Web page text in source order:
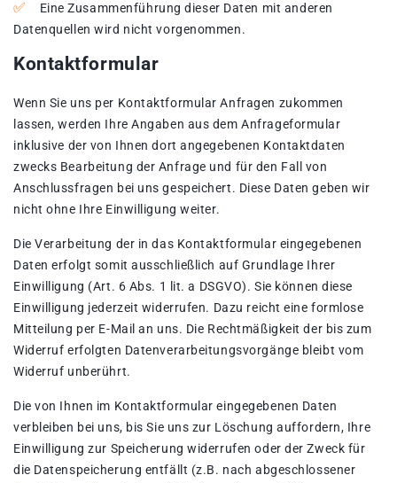
Eine Zusammenführung dieser Daten mit anderen
Datenquellen wird nicht vorgenommen.
Kontaktformular
Wenn Sie uns per Kontaktformular Anfragen zukommen
lassen, werden Ihre Angaben aus dem Anfrageformular
inklusive der von Ihnen dort angegebenen Kontaktdaten
zwecks Bearbeitung der Anfrage und für den Fall von
Anschlussfragen bei uns gespeichert. Diese Daten geben wir
nicht ohne Ihre Einwilligung weiter.
Die Verarbeitung der in das Kontaktformular eingegebenen
Daten erfolgt somit ausschließlich auf Grundlage Ihrer
Einwilligung (Art. 6 Abs. 1 lit. a DSGVO). Sie können diese
Einwilligung jederzeit widerrufen. Dazu reicht eine formlose
Mitteilung per E-Mail an uns. Die Rechtmäßigkeit der bis zum
Widerruf erfolgten Datenverarbeitungsvorgänge bleibt vom
Widerruf unberührt.
Die von Ihnen im Kontaktformular eingegebenen Daten
verbleiben bei uns, bis Sie uns zur Löschung auffordern, Ihre
Einwilligung zur Speicherung widerrufen oder der Zweck für
die Datenspeicherung entfällt (z.B. nach abgeschlossener